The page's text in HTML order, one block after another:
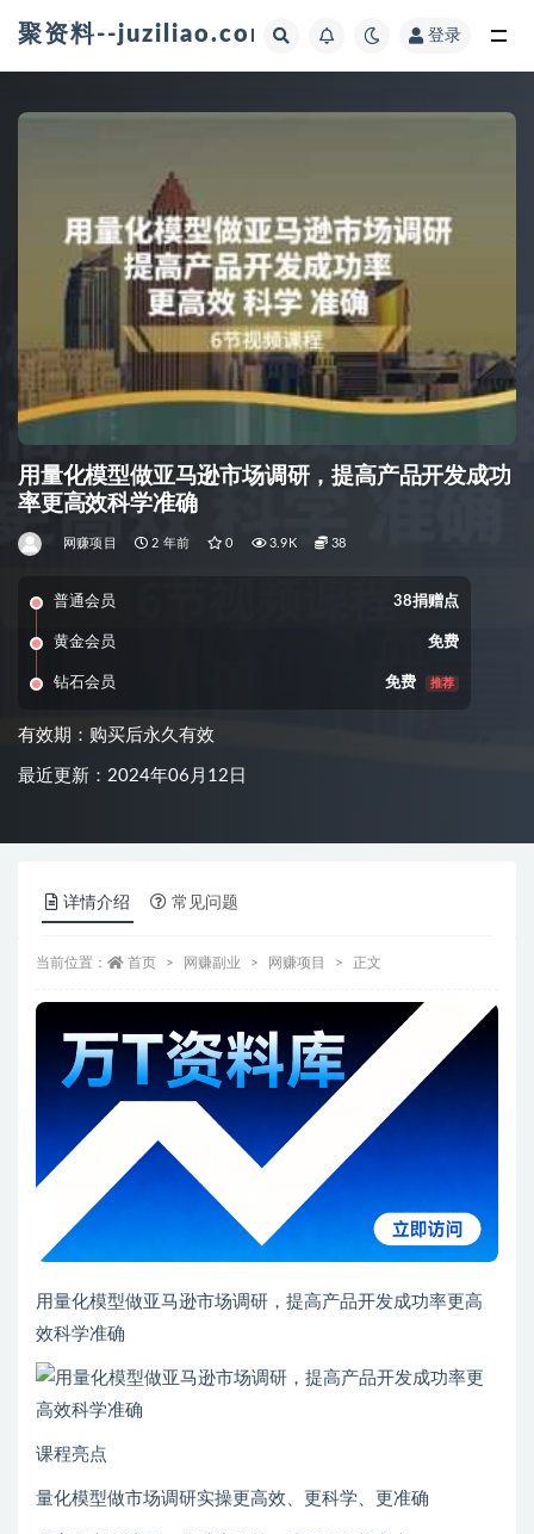
聚资料--juziliao.com--全网资料整合平台
登录
用量化模型做亚马逊市场调研，提高产品开发成功
率更高效科学准确
网赚项目 2 年前 0 3.9K 38
普通会员 38捐赠点
黄金会员 免费
钻石会员 免费 推荐
有效期：购买后永久有效
最近更新：2024年06月12日
详情介绍 常见问题
当前位置： 首页 网赚副业 网赚项目 正文
用量化模型做亚马逊市场调研，提高产品开发成功率更高
效科学准确
课程亮点
量化模型做市场调研实操更高效、更科学、更准确